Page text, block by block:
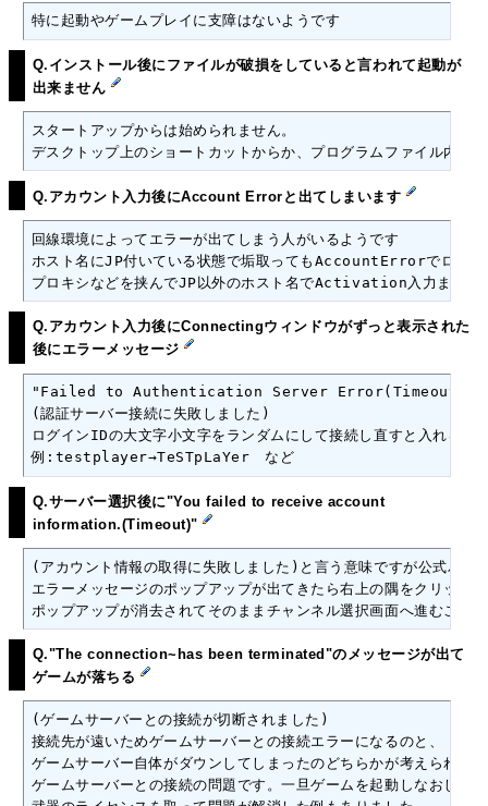
特に起動やゲームプレイに支障はないようです
Q.インストール後にファイルが破損をしていると言われて起動が
出来ません
スタートアップからは始められません。
デスクトップ上のショートカットからか、プログラムファイル内
Q.アカウント入力後にAccount Errorと出てしまいます
回線環境によってエラーが出てしまう人がいるようです
ホスト名にJP付いている状態で垢取ってもAccountErrorでログイ
プロキシなどを挟んでJP以外のホスト名でActivation入力まで済
Q.アカウント入力後にConnectingウィンドウがずっと表示された
後にエラーメッセージ
"Failed to Authentication Server Error(Timeout).
(認証サーバー接続に失敗しました)
ログインIDの大文字小文字をランダムにして接続し直すと入れる可
例:testplayer→TeSTpLaYer　など
Q.サーバー選択後に"You failed to receive account
information.(Timeout)"
(アカウント情報の取得に失敗しました)と言う意味ですが公式バグ
エラーメッセージのポップアップが出てきたら右上の隅をクリック
ポップアップが消去されてそのままチャンネル選択画面へ進むこと
Q."The connection~has been terminated"のメッセージが出て
ゲームが落ちる
(ゲームサーバーとの接続が切断されました)
接続先が遠いためゲームサーバーとの接続エラーになるのと、
ゲームサーバー自体がダウンしてしまったのどちらかが考えられま
ゲームサーバーとの接続の問題です。一旦ゲームを起動しなおして